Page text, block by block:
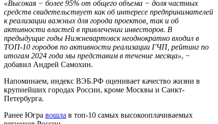
«Высокая − более 95% от общего объема − доля частных
средств свидетельствует как об интересе предпринимателей
к реализации важных для города проектов, так и об
активности властей в привлечении инвесторов. В
предыдущие годы Нижневартовск неоднократно входил в
ТОП-10 городов по активности реализации ГЧП, рейтинг по
итогам 2024 года мы представим в течение месяца», −
добавил Андрей Самохин.
Напоминаем, индекс ВЭБ.РФ оценивает качество жизни в
крупнейших городах России, кроме Москвы и Санкт-
Петербурга.
Ранее Югра вошла в топ-10 самых высокооплачиваемых